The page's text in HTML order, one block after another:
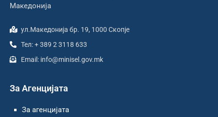
Македонија
ул.Македонија бр. 19, 1000 Скопје
Тел: + 389 2 3118 633
Email: info@minisel.gov.mk
За Агенцијата
За агенцијата